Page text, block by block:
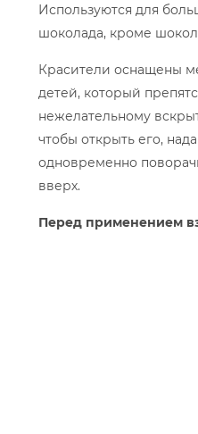
Используются для
шоколада, кроме
Красители оснащены
детей, который
нежелательному
чтобы открыть его,
одновременно
вверх.
Перед применением